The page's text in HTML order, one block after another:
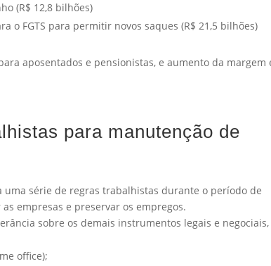
(R$ 12,8 bilhões)
o FGTS para permitir novos saques (R$ 21,5 bilhões)
aposentados e pensionistas, e aumento da margem
para manutenção de
série de regras trabalhistas durante o período de
empresas e preservar os empregos.
sobre os demais instrumentos legais e negociais,
office);